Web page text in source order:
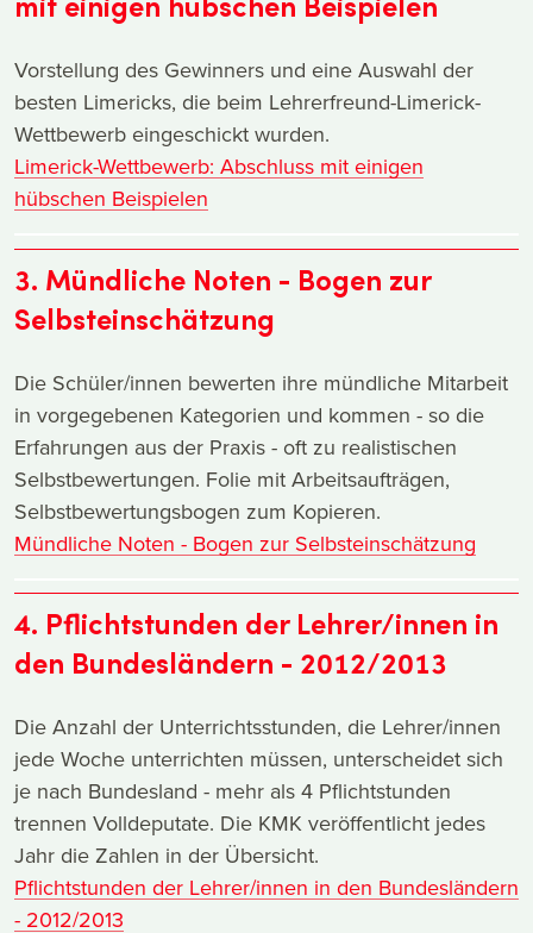
Vorstellung des Gewinners und eine Auswahl der
besten Limericks, die beim Lehrerfreund-Limerick-
Wettbewerb eingeschickt wurden.
Limerick-Wettbewerb: Abschluss mit einigen
hübschen Beispielen
3. Mündliche Noten - Bogen zur
Selbsteinschätzung
Die Schüler/innen bewerten ihre mündliche Mitarbeit
in vorgegebenen Kategorien und kommen - so die
Erfahrungen aus der Praxis - oft zu realistischen
Selbstbewertungen. Folie mit Arbeitsaufträgen,
Selbstbewertungsbogen zum Kopieren.
Mündliche Noten - Bogen zur Selbsteinschätzung
4. Pflichtstunden der Lehrer/innen in
den Bundesländern - 2012/2013
Die Anzahl der Unterrichtsstunden, die Lehrer/innen
jede Woche unterrichten müssen, unterscheidet sich
je nach Bundesland - mehr als 4 Pflichtstunden
trennen Volldeputate. Die KMK veröffentlicht jedes
Jahr die Zahlen in der Übersicht.
Pflichtstunden der Lehrer/innen in den Bundesländern
- 2012/2013